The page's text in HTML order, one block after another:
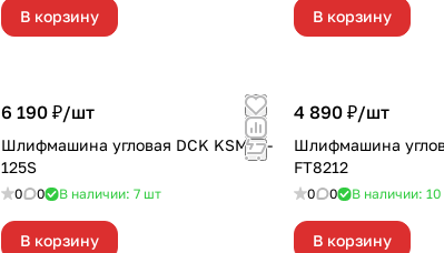
В корзину В корзину
6 190 ₽/шт
Шлифмашина угловая DCK KSM03-
125S
0 0 В наличии: 7 шт
В корзину
4 890 ₽/шт
Шлифмашина
FT8212
0 0 В наличии: 10
В корзину